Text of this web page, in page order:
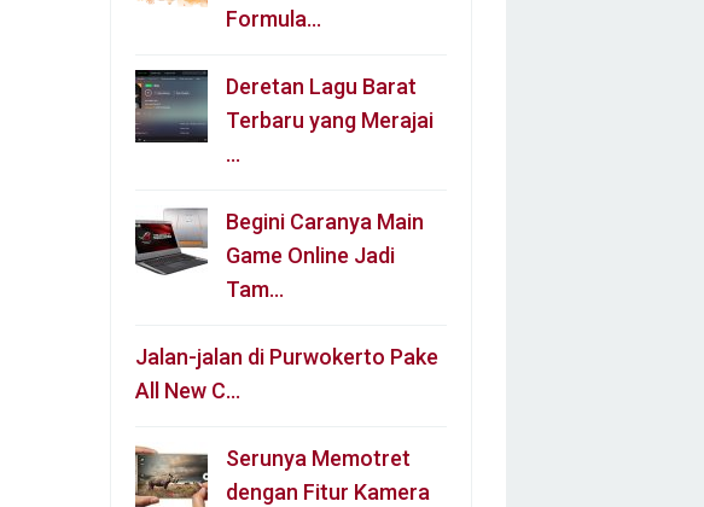
Formula…
Deretan Lagu Barat
Terbaru yang Merajai
…
Begini Caranya Main
Game Online Jadi
Tam…
Jalan-jalan di Purwokerto Pake
All New C…
Serunya Memotret
dengan Fitur Kamera